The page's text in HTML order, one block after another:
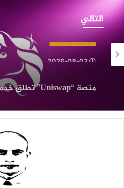
التالي
ثلاث مؤشرات تحذر من
يقترب اختبار مستوى 60 ألف دولار؟
منصة
“Uniswap”
تطلق
Earn
لتمكين
المستخدمين
على
أصولهم
أخبار العملات الرقمية
المستخدمين من تحقيق
الرقمية